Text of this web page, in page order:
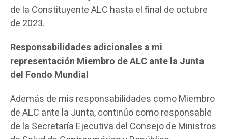
de la Constituyente ALC hasta el final de octubre
de 2023.
Responsabilidades adicionales a mi
representación Miembro de ALC ante la Junta
del Fondo Mundial
Además de mis responsabilidades como Miembro
de ALC ante la Junta, continúo como responsable
de la Secretaría Ejecutiva del Consejo de Ministros